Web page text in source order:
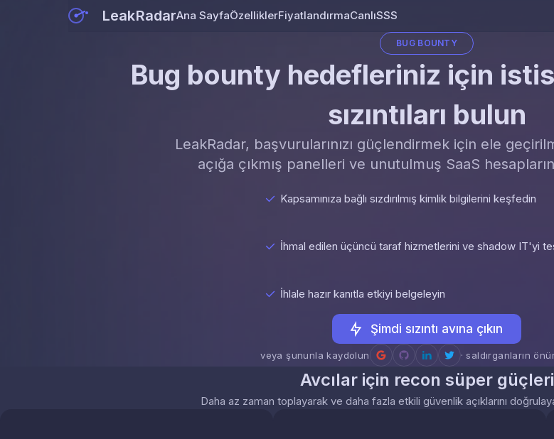
LeakRadarAna SayfaÖzelliklerFiyatlandırmaCanlıSSS
BUG BOUNTY
Bug bounty hedefleriniz için
sızıntıları bulun
LeakRadar, başvurularınızı güçlendirmek için ele
açığa çıkmış panelleri ve unutulmuş SaaS
Kapsamınıza bağlı sızdırılmış kimlik bilgilerini keşfedin
İhmal edilen üçüncü taraf hizmetlerini ve shadow IT'yi
İhlale hazır kanıtla etkiyi belgeleyin
Şimdi sızıntı avına çıkın
veya şununla kaydolun · saldırganların
Avcılar için recon süper güçleri
Daha az zaman toplayarak ve daha fazla etkili güvenlik açıklarını